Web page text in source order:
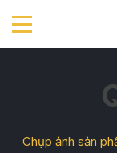
Chụp ảnh sản